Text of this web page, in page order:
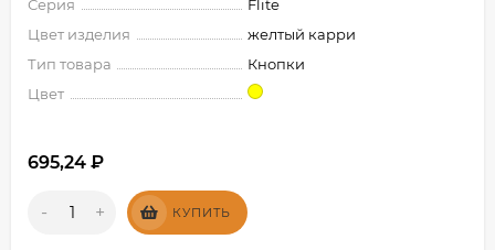
Серия
Flite
Цвет изделия
желтый карри
Тип товара
Кнопки
Цвет
695,24 ₽
- + КУПИТЬ